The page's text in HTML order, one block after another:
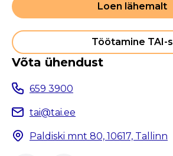
Loen lähemalt
Töötamine TAI-s
Võta ühendust
659 3900
tai@tai.ee
Paldiski mnt 80, 10617, Tallinn